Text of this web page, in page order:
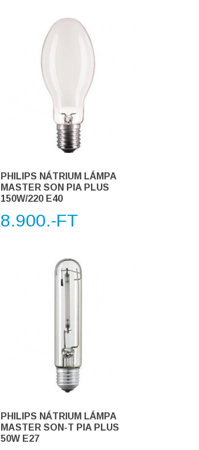
PHILIPS NÁTRIUM LÁMPA
MASTER SON PIA PLUS
150W/220 E40
8.900.-FT
PHILIPS NÁTRIUM LÁMPA
MASTER SON-T PIA PLUS
50W E27